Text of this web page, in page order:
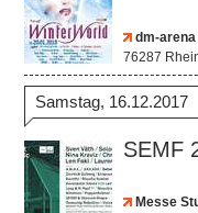
dm-
76287
Samstag, 16.12.2017
SEMF
Messe